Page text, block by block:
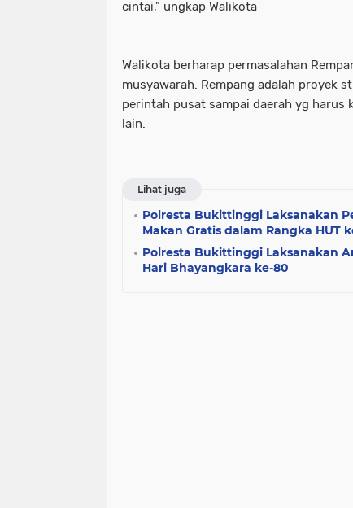
cintai,” ungkap Walikota
Walikota berharap permasalahan
musyawarah. Rempang adalah proyek
perintah pusat sampai daerah yg harus
lain.
Lihat juga
Polresta Bukittinggi Laksanakan
Makan Gratis dalam Rangka HUT
Polresta Bukittinggi Laksanakan
Hari Bhayangkara ke-80